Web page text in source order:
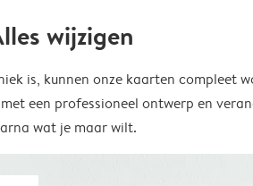
wijzigen
is, kunnen onze kaarten compleet
een professioneel ontwerp en
wat je maar wilt.